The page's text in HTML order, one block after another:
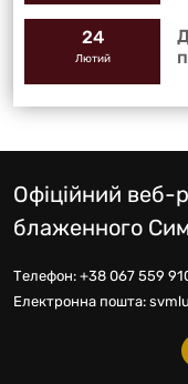
24
Лютий
Офіційний веб-
блаженного
Телефон: +38 067 559
Електронна пошта: